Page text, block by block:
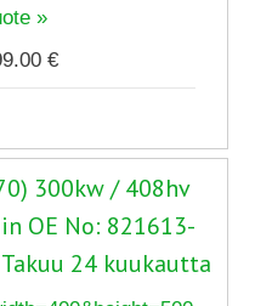
»
€
300kw / 408hv
OE No: 821613-
24 kuukautta